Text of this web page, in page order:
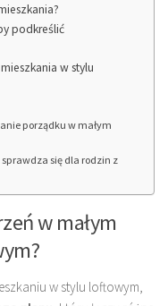
podkreślić
w stylu
porządku w małym
się dla rodzin z
w małym
w stylu loftowym,